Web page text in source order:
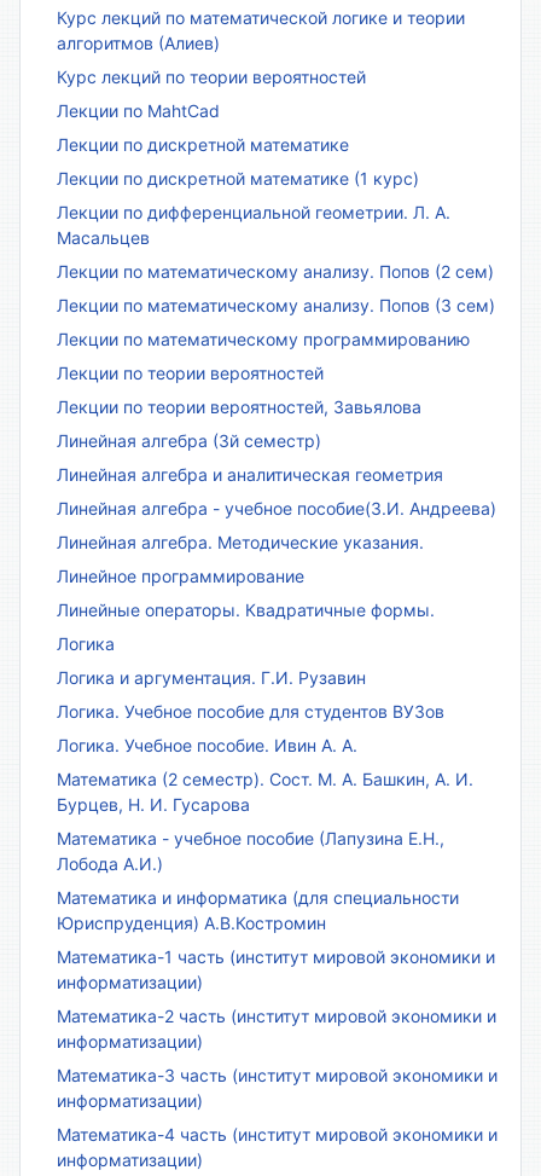
Курс лекций по математической логике и теории
алгоритмов (Алиев)
Курс лекций по теории вероятностей
Лекции по MahtCad
Лекции по дискретной математике
Лекции по дискретной математике (1 курс)
Лекции по дифференциальной геометрии. Л. А.
Масальцев
Лекции по математическому анализу. Попов (2 сем)
Лекции по математическому анализу. Попов (3 сем)
Лекции по математическому программированию
Лекции по теории вероятностей
Лекции по теории вероятностей, Завьялова
Линейная алгебра (3й семестр)
Линейная алгебра и аналитическая геометрия
Линейная алгебра - учебное пособие(З.И. Андреева)
Линейная алгебра. Методические указания.
Линейное программирование
Линейные операторы. Квадратичные формы.
Логика
Логика и аргументация. Г.И. Рузавин
Логика. Учебное пособие для студентов ВУЗов
Логика. Учебное пособие. Ивин А. А.
Математика (2 семестр). Сост. М. А. Башкин, А. И.
Бурцев, Н. И. Гусарова
Математика - учебное пособие (Лапузина Е.Н.,
Лобода А.И.)
Математика и информатика (для специальности
Юриспруденция) А.В.Костромин
Математика-1 часть (институт мировой экономики и
информатизации)
Математика-2 часть (институт мировой экономики и
информатизации)
Математика-3 часть (институт мировой экономики и
информатизации)
Математика-4 часть (институт мировой экономики и
информатизации)